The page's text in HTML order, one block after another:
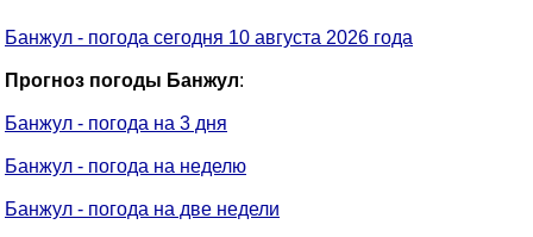
Банжул - погода сегодня 10 августа 2026 года
Прогноз погоды Банжул:
Банжул - погода на 3 дня
Банжул - погода на неделю
Банжул - погода на две недели